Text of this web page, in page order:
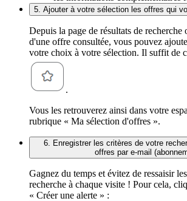
5. Ajouter à votre sélection les offres qui
Depuis la page de résultats de recherche
d'une offre consultée, vous pouvez
votre choix à votre sélection. Il suffit de
.
Vous les retrouverez ainsi dans votre
rubrique « Ma sélection d'offres ».
6. Enregistrer les critères de votre
offres par e-mail
Gagnez du temps et évitez de ressaisir
recherche à chaque visite ! Pour cela,
« Créer une alerte » :